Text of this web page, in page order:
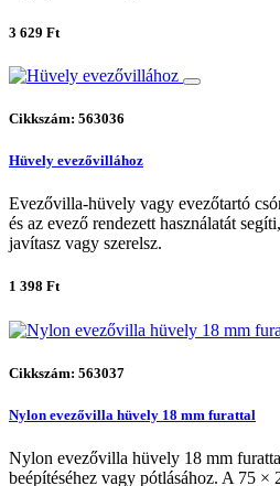
3 629 Ft
Cikkszám: 563036
Hüvely evezővillához
Evezővilla-hüvely vagy evezőtartó
és az evező rendezett használatát
javítasz vagy szerelsz.
1 398 Ft
Cikkszám: 563037
Nylon evezővilla hüvely 18 mm furattal
Nylon evezővilla hüvely 18 mm
beépítéséhez vagy pótlásához. A 75 ×